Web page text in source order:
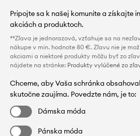
Pripojte sa k našej komunite a získajte
akciách a produktoch.
**Zľava je jednorazová, vzťahuje sa na
nákupe v min. hodnote 80 €. Zľavu nie je
akciami a niektoré produkty môžu byť zo
nájdete na stránke: Produkty vylúčené zo
Chceme, aby Vaša schránka
skutočne zaujíma. Povedzte nám, je to:
Dámska móda
Pánska móda